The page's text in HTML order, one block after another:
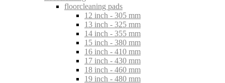
floorcleaning pads
12 inch - 305 mm
13 inch - 325 mm
14 inch - 355 mm
15 inch - 380 mm
16 inch - 410 mm
17 inch - 430 mm
18 inch - 460 mm
19 inch - 480 mm